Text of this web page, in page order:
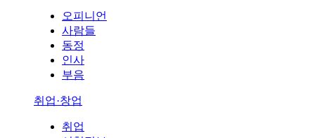
오피니언
사람들
동정
인사
부음
취업·창업
취업